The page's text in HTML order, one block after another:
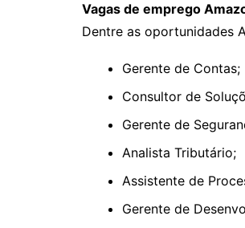
Vagas de emprego
Dentre as oportunidades
Gerente de Contas;
Consultor de
Gerente de
Analista Tributário;
Assistente de
Gerente de